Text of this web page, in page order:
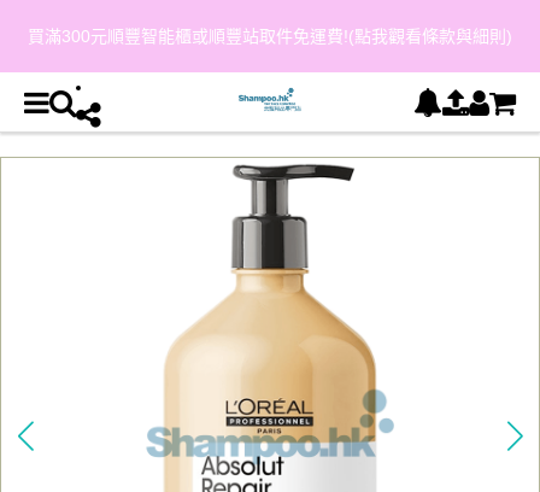
買滿300元順豐智能櫃或順豐站取件免運費!(點我觀看條款與細則)